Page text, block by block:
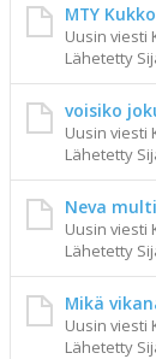
MTY
Uusin viesti
Lähetetty
voisiko
Uusin viesti
Lähetetty
Neva
Uusin viesti
Lähetetty
Mikä
Uusin viesti
Lähetetty